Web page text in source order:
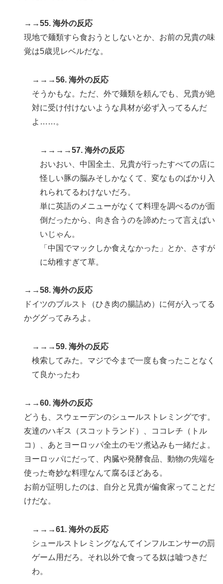
→→55. 海外の反応
現地で麺類すら食おうとしないとか、お前の兄貴の味
覚は5歳児レベルだな。
→→→56. 海外の反応
そうかもな。ただ、外で麺類を頼んでも、兄貴が絶
対に受け付けないような具材が必ず入ってるんだ
よ……。
→→→→57. 海外の反応
おいおい、中国全土、兄貴が行ったすべての店に
怪しい豚の脳みそしかなくて、変なものばかり入
れられてるわけないだろ。
単に英語のメニューがなくて料理を調べるのが面
倒だったから、向き合うのを諦めたって言えばい
いじゃん。
「中国でマックしか食えなかった」とか、さすが
に幼稚すぎて草。
→→58. 海外の反応
ドイツのブルスト（ひき肉の腸詰め）に何が入ってる
かググってみろよ。
→→→59. 海外の反応
検索してみた。マジで今まで一度も食ったことなく
て良かったわ
→→60. 海外の反応
どうも、スウェーデンのシュールストレミングです。
友達のハギス（スコットランド）、ココレチ（トル
コ）、あとヨーロッパ全土のモツ煮込みも一緒だよ。
ヨーロッパにだって、内臓や発酵食品、動物の先端を
使った奇妙な料理なんて腐るほどある。
お前が証明したのは、自分と兄貴が偏食家ってことだ
けだな。
→→→61. 海外の反応
シュールストレミングなんてインフルエンサーの罰
ゲーム用だろ。それ以外で食ってる奴は嘘つきだ
わ。